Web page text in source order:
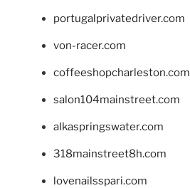
portugalprivatedriver.com
von-racer.com
coffeeshopcharleston.com
salon104mainstreet.com
alkaspringswater.com
318mainstreet8h.com
lovenailsspari.com